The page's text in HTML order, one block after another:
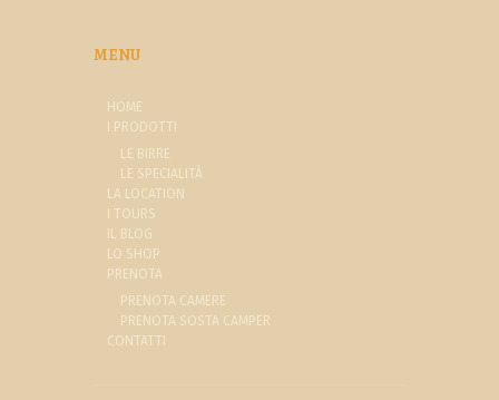
MENU
HOME
I PRODOTTI
LE BIRRE
LE SPECIALITÀ
LA LOCATION
I TOURS
IL BLOG
LO SHOP
PRENOTA
PRENOTA CAMERE
PRENOTA SOSTA CAMPER
CONTATTI